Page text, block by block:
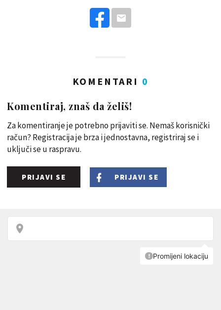
KOMENTARI 0
Komentiraj, znaš da želiš!
Za komentiranje je potrebno prijaviti se. Nemaš korisnički
račun? Registracija je brza i jednostavna, registriraj se i
uključi se u raspravu.
PRIJAVI SE PRIJAVI SE